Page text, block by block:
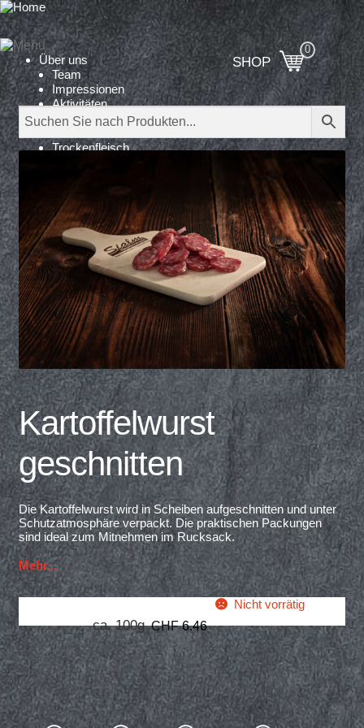
SHOP
Über uns
Team
Impressionen
Aktivitäten
Produktion
Trockenfleisch
Geschenke
Platten
Dienstleistungen
Kontakt
Shop
Kartoffelwurst
geschnitten
Die Kartoffelwurst wird in Scheiben aufgeschnitten und unter
Schutzatmosphäre verpackt. Die praktischen Packungen
sind ideal zum Mitnehmen im Rucksack.
Mehr...
CHF6.46
ca. 100g
Nicht vorrätig